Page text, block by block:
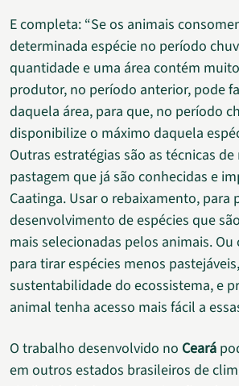
E completa: “Se os animais
determinada espécie no período
quantidade e uma área contém
produtor, no período anterior, pode
daquela área, para que, no período
disponibilize o máximo daquela
Outras estratégias são as técnicas
pastagem que já são conhecidas e
Caatinga. Usar o rebaixamento, para
desenvolvimento de espécies que
mais selecionadas pelos animais.
para tirar espécies menos
sustentabilidade do ecossistema, e
animal tenha acesso mais fácil a
O trabalho desenvolvido no Ceará
em outros estados brasileiros de